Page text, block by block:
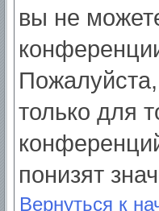
вы не
только для
понизят
Вернуться к